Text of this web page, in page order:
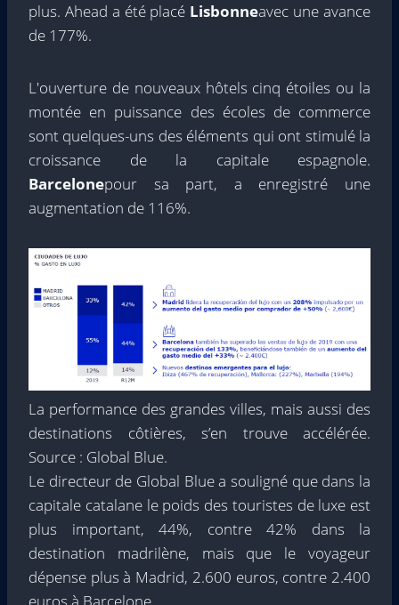
plus. Ahead a été placé Lisbonneavec une avance
de 177%.
L'ouverture de nouveaux hôtels cinq étoiles ou la
montée en puissance des écoles de commerce
sont quelques-uns des éléments qui ont stimulé la
croissance de la capitale espagnole.
Barcelonepour sa part, a enregistré une
augmentation de 116%.
La performance des grandes villes, mais aussi des
destinations côtières, s’en trouve accélérée.
Source : Global Blue.
Le directeur de Global Blue a souligné que dans la
capitale catalane le poids des touristes de luxe est
plus important, 44%, contre 42% dans la
destination madrilène, mais que le voyageur
dépense plus à Madrid, 2.600 euros, contre 2.400
euros à Barcelone. .